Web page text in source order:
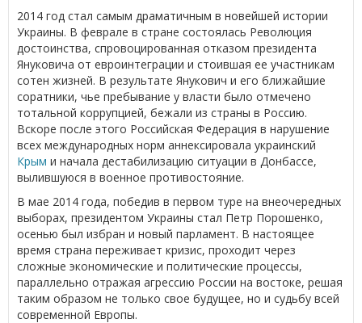
2014 год стал самым драматичным в новейшей истории
Украины. В феврале в стране состоялась Революция
достоинства, спровоцированная отказом президента
Януковича от евроинтеграции и стоившая ее участникам
сотен жизней. В результате Янукович и его ближайшие
соратники, чье пребывание у власти было отмечено
тотальной коррупцией, бежали из страны в Россию.
Вскоре после этого Российская Федерация в нарушение
всех международных норм аннексировала украинский
Крым и начала дестабилизацию ситуации в Донбассе,
вылившуюся в военное противостояние.
В мае 2014 года, победив в первом туре на внеочередных
выборах, президентом Украины стал Петр Порошенко,
осенью был избран и новый парламент. В настоящее
время страна переживает кризис, проходит через
сложные экономические и политические процессы,
параллельно отражая агрессию России на востоке, решая
таким образом не только свое будущее, но и судьбу всей
современной Европы.